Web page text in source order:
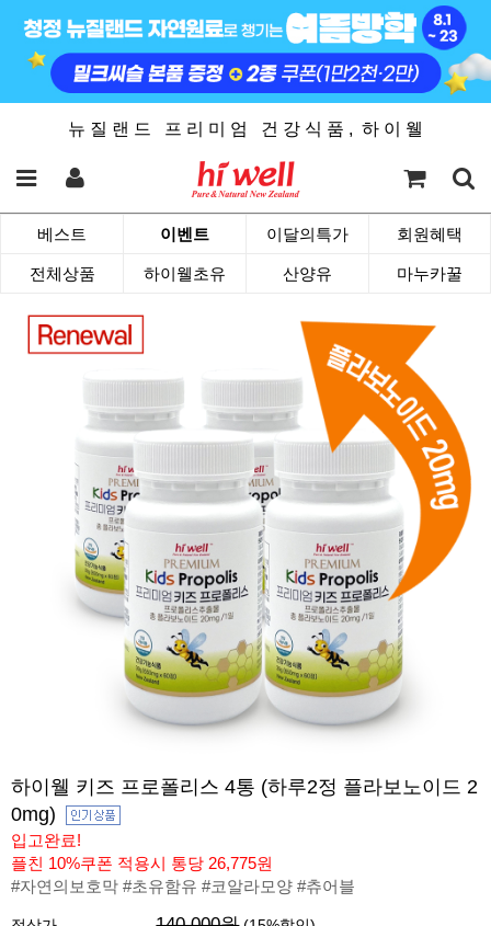
뉴 질 랜 드 프 리 미 엄 건 강 식 품 , 하 이 웰
베스트 이벤트 이달의특가 회원혜택
전체상품 하이웰초유 산양유 마누카꿀
하이웰 키즈 프로폴리스 4통 (하루2정 플라보노이드 2
0mg)
입고완료!
플친 10%쿠폰 적용시 통당 26,775원
#자연의보호막 #초유함유 #코알라모양 #츄어블